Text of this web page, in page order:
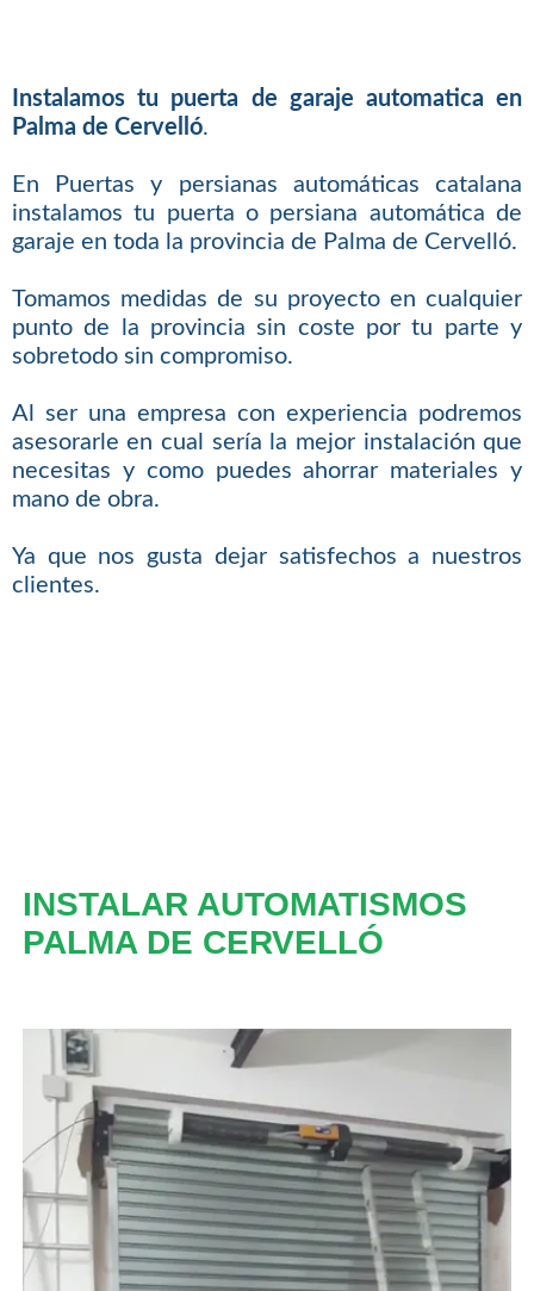
Instalamos tu puerta de garaje automatica en
Palma de Cervelló.
En Puertas y persianas automáticas catalana
instalamos tu puerta o persiana automática de
garaje en toda la provincia de Palma de Cervelló.
Tomamos medidas de su proyecto en cualquier
punto de la provincia sin coste por tu parte y
sobretodo sin compromiso.
Al ser una empresa con experiencia podremos
asesorarle en cual sería la mejor instalación que
necesitas y como puedes ahorrar materiales y
mano de obra.
Ya que nos gusta dejar satisfechos a nuestros
clientes.
INSTALAR AUTOMATISMOS
PALMA DE CERVELLÓ